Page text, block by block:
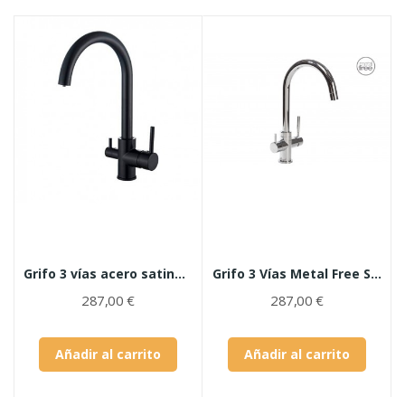
Grifo 3 vías acero satinado ESLA
287,00 €
Añadir al carrito
Grifo 3 Vías Metal Free Sigma
287,00 €
Añadir al carrito